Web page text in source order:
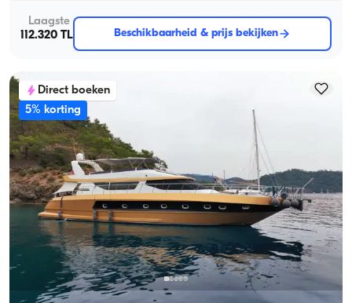
Laagste
112.320 TL
Beschikbaarheid & prijs bekijken
Direct boeken
5% korting